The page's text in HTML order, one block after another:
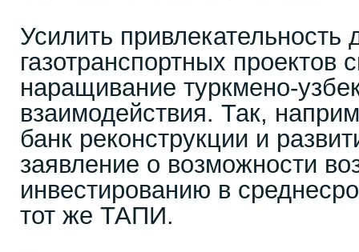
Усилить привлекательность
газотранспортных проектов
наращивание туркмено-
взаимодействия. Так,
банк реконструкции и
заявление о возможности
инвестированию в
тот же ТАПИ.